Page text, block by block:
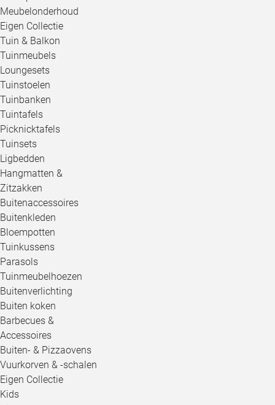
Meubelonderhoud
Eigen Collectie
Tuin & Balkon
Tuinmeubels
Loungesets
Tuinstoelen
Tuinbanken
Tuintafels
Picknicktafels
Tuinsets
Ligbedden
Hangmatten &
Zitzakken
Buitenaccessoires
Buitenkleden
Bloempotten
Tuinkussens
Parasols
Tuinmeubelhoezen
Buitenverlichting
Buiten koken
Barbecues &
Accessoires
Buiten- & Pizzaovens
Vuurkorven & -schalen
Eigen Collectie
Kids